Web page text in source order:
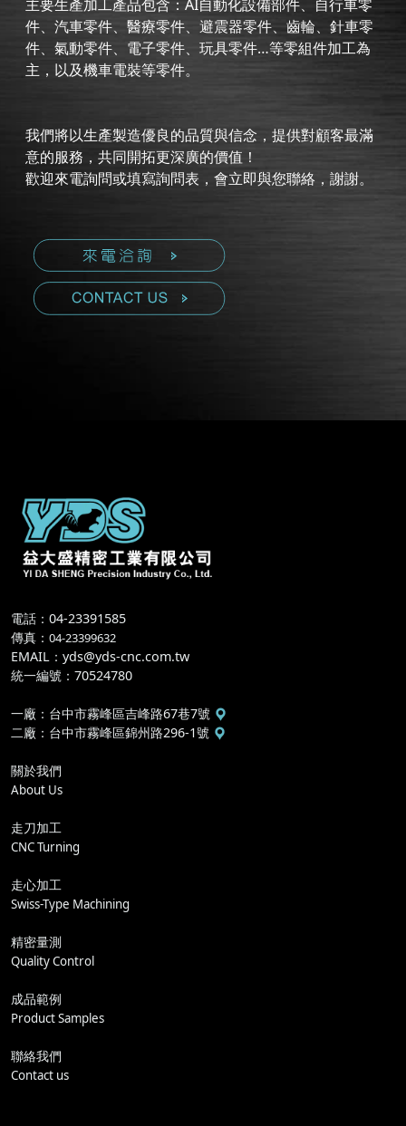
主要生產加工產品包含：AI自動化設備部件、自行車零
件、汽車零件、醫療零件、避震器零件、齒輪、針車零
件、氣動零件、電子零件、玩具零件…等零組件加工為
主，以及機車電裝等零件。
我們將以生產製造優良的品質與信念，提供對顧客最滿
意的服務，共同開拓更深廣的價值！
歡迎來電詢問或填寫詢問表，會立即與您聯絡，謝謝。
電話：04-23391585
傳真 ： 04-23399632
EMAIL ： yds@yds-cnc.com.tw
統一編號 ： 70524780
一廠 ： 台中市霧峰區吉峰路67巷7號
二廠 ： 台中市霧峰區錦州路296-1號
關於我們
About Us
走刀加工
CNC Turning
走心加工
Swiss-Type Machining
精密量測
Quality Control
成品範例
Product Samples
聯絡我們
Contact us